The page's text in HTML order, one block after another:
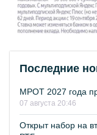
Последние
МРОТ 2027 года
07 августа 20:46
Открыт набор на